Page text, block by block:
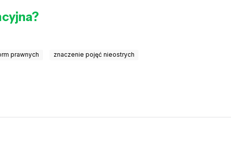
prawnych znaczenie pojęć nieostrych